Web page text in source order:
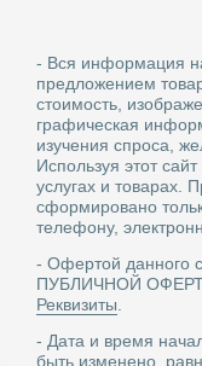
- Вся информация
предложением
стоимость,
графическая
изучения спроса,
Используя этот
услугах и товарах.
сформировано
телефону,
- Офертой данного
ПУБЛИЧНОЙ
Реквизиты.
- Дата и время
быть изменено,